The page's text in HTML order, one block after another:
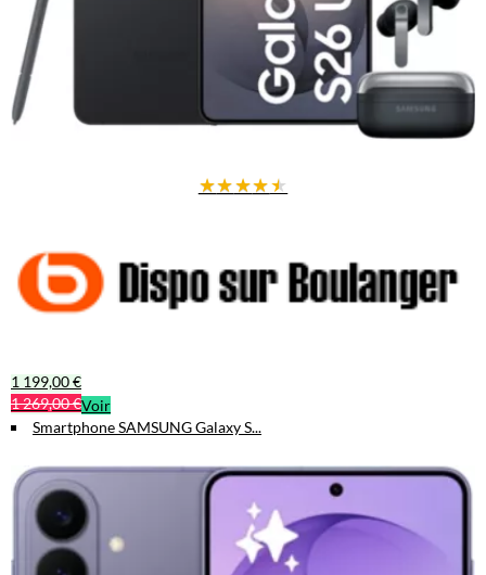
★★★★★
1 199,00 €
1 269,00 €Voir
Smartphone SAMSUNG Galaxy S...